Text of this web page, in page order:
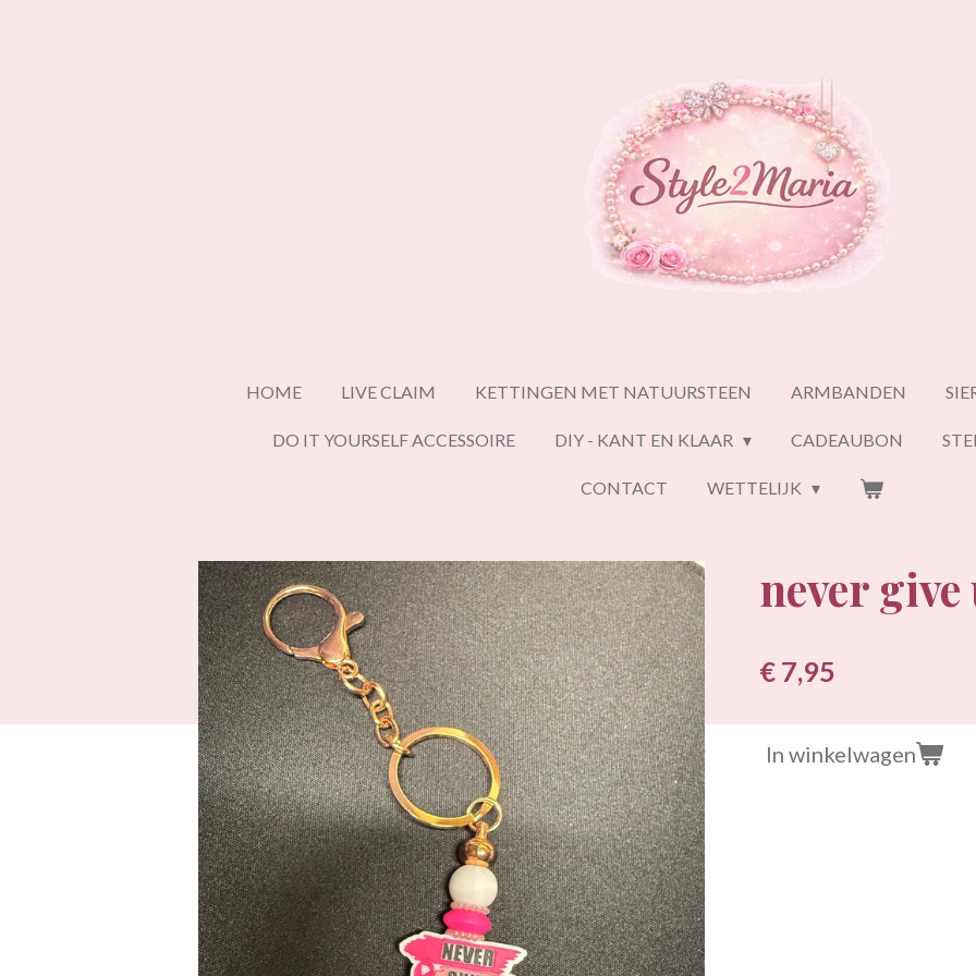
HOME LIVE CLAIM KETTINGEN MET NATUURSTEEN ARMBANDEN
DO IT YOURSELF ACCESSOIRE DIY - KANT EN KLAAR CADEAUBON
CONTACT WETTELIJK
never give
€ 7,95
In winkelwagen